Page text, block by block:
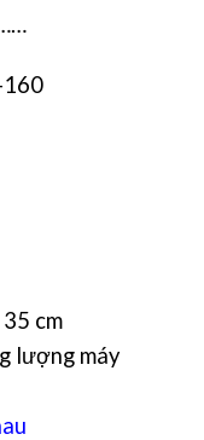
160
cm
lượng máy